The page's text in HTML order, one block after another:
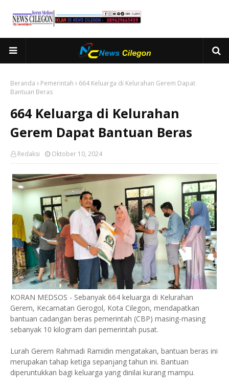
Beranda Pemerintah
664 Keluarga di Kelurahan Gerem Dapat
Bantuan Beras
664 Keluarga di Kelurahan
Gerem Dapat Bantuan Beras
Redaksi Oktober 10, 2024
KORAN MEDSOS - Sebanyak 664 keluarga di Kelurahan
Gerem, Kecamatan Gerogol, Kota Cilegon, mendapatkan
bantuan cadangan beras pemerintah (CBP) masing-masing
sebanyak 10 kilogram dari pemerintah pusat.
Lurah Gerem Rahmadi Ramidin mengatakan, bantuan beras ini
merupakan tahap ketiga sepanjang tahun ini. Bantuan
diperuntukkan bagi keluarga yang dinilai kurang mampu.